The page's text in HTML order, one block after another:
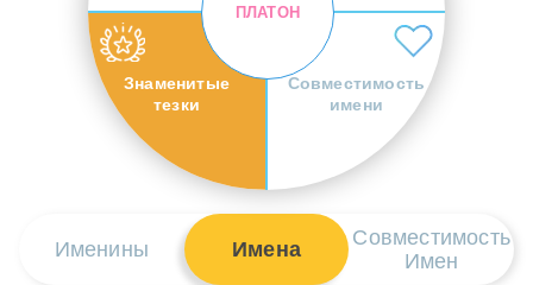
Знаменитые
тезки
Совместимость
имени
ПЛАТОН
Именины Имена
Совместимость
Имен